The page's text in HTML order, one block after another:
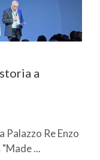
a
Re Enzo
...